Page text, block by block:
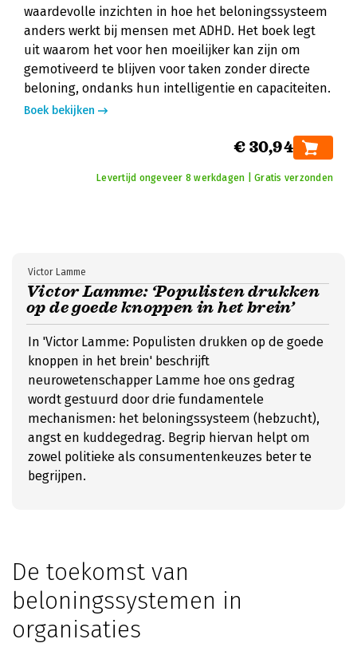
waardevolle inzichten in hoe het beloningssysteem
anders werkt bij mensen met ADHD. Het boek legt
uit waarom het voor hen moeilijker kan zijn om
gemotiveerd te blijven voor taken zonder directe
beloning, ondanks hun intelligentie en capaciteiten.
Boek bekijken
€ 30,94
Levertijd ongeveer 8 werkdagen | Gratis verzonden
Victor Lamme: ‘Populisten drukken
op de goede knoppen in het brein’
Victor Lamme
In 'Victor Lamme: Populisten drukken op de goede
knoppen in het brein' beschrijft
neurowetenschapper Lamme hoe ons gedrag
wordt gestuurd door drie fundamentele
mechanismen: het beloningssysteem (hebzucht),
angst en kuddegedrag. Begrip hiervan helpt om
zowel politieke als consumentenkeuzes beter te
begrijpen.
De toekomst van
beloningssystemen in
organisaties